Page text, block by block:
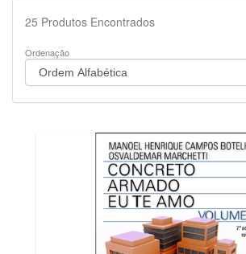
25 Produtos Encontrados
Ordenação